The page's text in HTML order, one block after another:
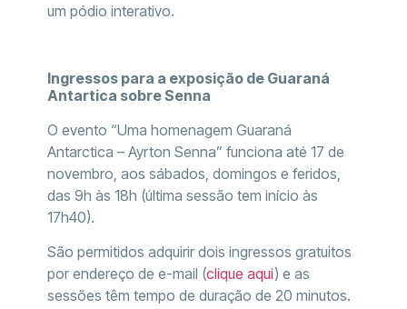
um pódio interativo.
Ingressos para a exposição de Guaraná
Antartica sobre Senna
O evento “Uma homenagem Guaraná
Antarctica – Ayrton Senna” funciona até 17 de
novembro, aos sábados, domingos e feridos,
das 9h às 18h (última sessão tem início às
17h40).
São permitidos adquirir dois ingressos gratuitos
por endereço de e-mail (clique aqui) e as
sessões têm tempo de duração de 20 minutos.